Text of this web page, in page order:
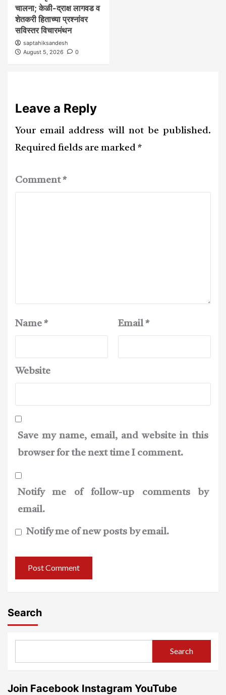
चालना; केळी-द्राक्ष लागवड व
शेतकरी हिताच्या प्रश्नांवर
सविस्तर विचारमंथन
saptahiksandesh
August 5, 2026
0
Leave a Reply
Your email address will not be published.
Required fields are marked *
Comment*
Name * Email*
Website
Save my name, email, and website in this
browser for the next time I comment.
Notify me of follow-up comments by
email.
Notify me of new posts by email.
Search
Search
Join Facebook Instagram YouTube